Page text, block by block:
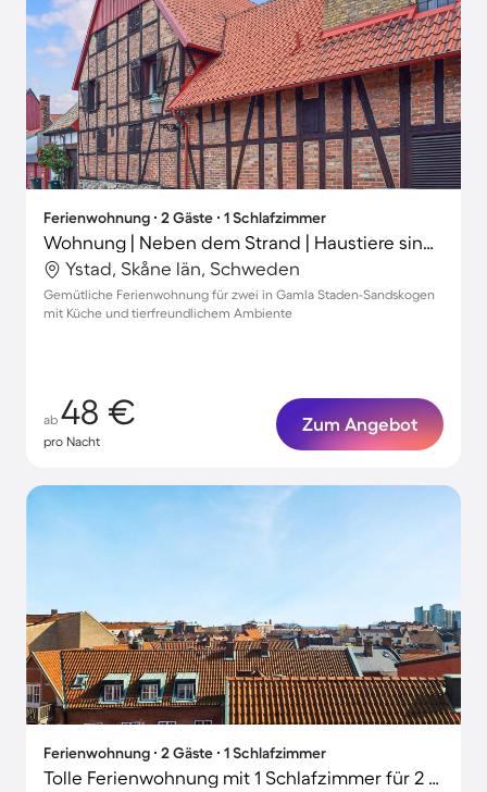
Ferienwohnung ∙ 2 Gäste ∙ 1 Schlafzimmer
Wohnung | Neben dem Strand | Haustiere sind willkommen
Ystad, Skåne län, Schweden
Gemütliche Ferienwohnung für zwei in Gamla Staden-Sandskogen
mit Küche und tierfreundlichem Ambiente
ab 48 €
pro Nacht
Zum Angebot
Ferienwohnung ∙ 2 Gäste ∙ 1 Schlafzimmer
Tolle Ferienwohnung mit 1 Schlafzimmer für 2 Personen